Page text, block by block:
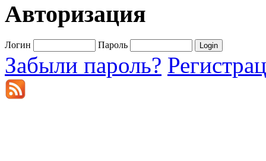
Авторизация
Логин Пароль
Забыли пароль?